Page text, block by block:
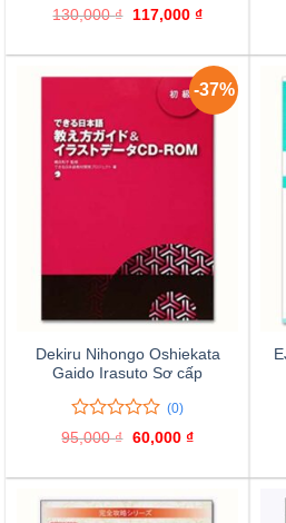
0
trên
0
giá
130,000₫ Giá
130,000 ₫.
117,000 ₫Giá
là:
117,000 ₫.
-37%
Dekiru Nihongo Oshiekata
Gaido Irasuto Sơ cấp
0
trên
0
giá
(0)
95,000₫ Giá
95,000 ₫.
60,000 ₫Giá
là: